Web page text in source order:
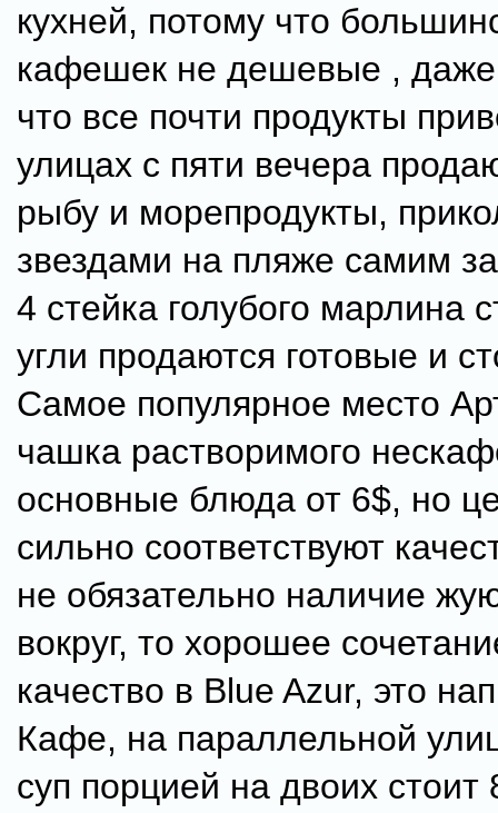
кухней, потому что
кафешек не дешевые , даже
что все почти продукты
улицах с пяти вечера
рыбу и морепродукты,
звездами на пляже самим
4 стейка голубого марлина
угли продаются готовые и
Самое популярное место
чашка растворимого
основные блюда от 6$, но
сильно соответствуют
не обязательно наличие
вокруг, то хорошее
качество в Blue Azur, это
Кафе, на параллельной
суп порцией на двоих стоит